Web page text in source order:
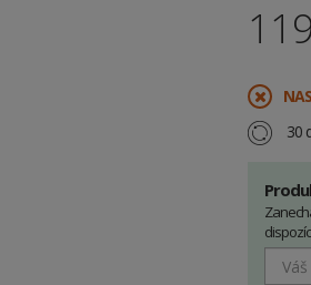
119
30